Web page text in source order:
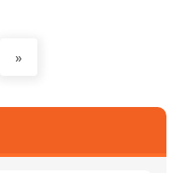
»